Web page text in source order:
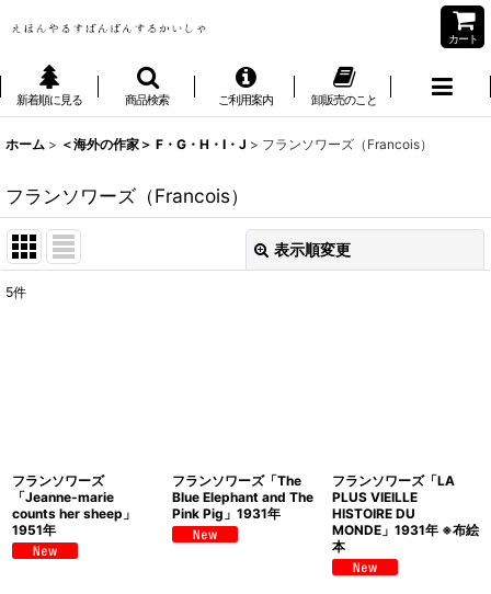
カート
新着順に見る 商品検索 ご利用案内 卸販売のこと
ホーム > ＜海外の作家＞ F・G・H・I・J > フランソワーズ（Francois）
フランソワーズ（Francois）
表示順変更
5件
フランソワーズ
「Jeanne-marie
counts her sheep」
1951年
フランソワーズ「The
Blue Elephant and The
Pink Pig」1931年
フランソワーズ「LA
PLUS VIEILLE
HISTOIRE DU
MONDE」1931年 ※布絵
本